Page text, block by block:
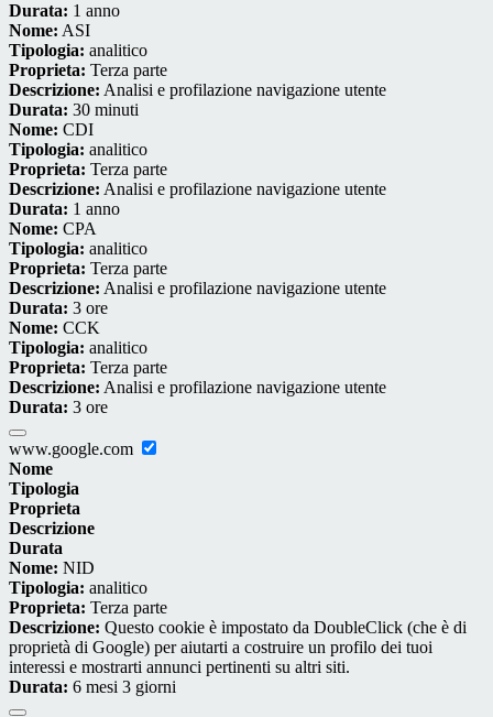
Durata: 1 anno
Nome: ASI
Tipologia: analitico
Proprieta: Terza parte
Descrizione: Analisi e profilazione navigazione utente
Durata: 30 minuti
Nome: CDI
Tipologia: analitico
Proprieta: Terza parte
Descrizione: Analisi e profilazione navigazione utente
Durata: 1 anno
Nome: CPA
Tipologia: analitico
Proprieta: Terza parte
Descrizione: Analisi e profilazione navigazione utente
Durata: 3 ore
Nome: CCK
Tipologia: analitico
Proprieta: Terza parte
Descrizione: Analisi e profilazione navigazione utente
Durata: 3 ore
www.google.com
Nome
Tipologia
Proprieta
Descrizione
Durata
Nome: NID
Tipologia: analitico
Proprieta: Terza parte
Descrizione: Questo cookie è impostato da DoubleClick (che è di
proprietà di Google) per aiutarti a costruire un profilo dei tuoi
interessi e mostrarti annunci pertinenti su altri siti.
Durata: 6 mesi 3 giorni